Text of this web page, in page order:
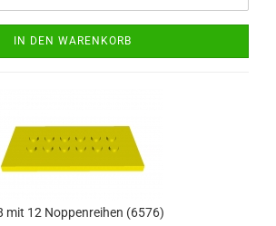
IN DEN WARENKORB
mit 12 Noppenreihen (6576)